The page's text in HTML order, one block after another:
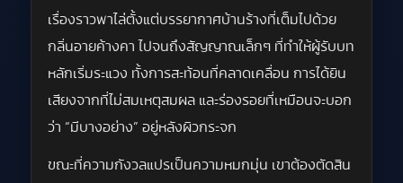
เรื่องราวพาไล่ตั้งแต่บรรยากาศบ้านร้างที่เต็มไปด้วย
กลิ่นอายค้างคา ไปจนถึงสัญญาณเล็กๆ ที่ทำให้ผู้รับบท
หลักเริ่มระแวง ทั้งการสะท้อนที่คลาดเคลื่อน การได้ยิน
เสียงจากที่ไม่สมเหตุสมผล และร่องรอยที่เหมือนจะบอก
ว่า “มีบางอย่าง” อยู่หลังผิวกระจก
ขณะที่ความกังวลแปรเป็นความหมกมุ่น เขาต้องตัดสิน